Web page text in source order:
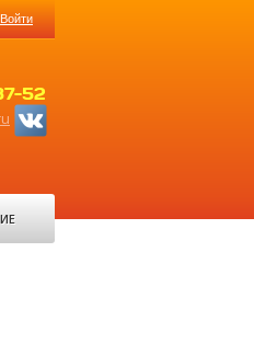
52
Войти